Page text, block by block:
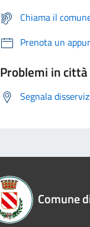
Chiama il
Prenota un
Problemi in città
Segnala
Comune